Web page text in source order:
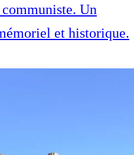
Un
et historique.